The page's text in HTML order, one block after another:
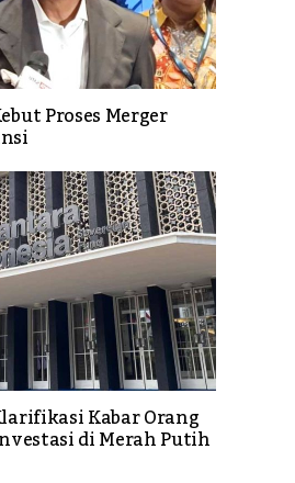
Proses Merger
Kabar Orang
di Merah Putih